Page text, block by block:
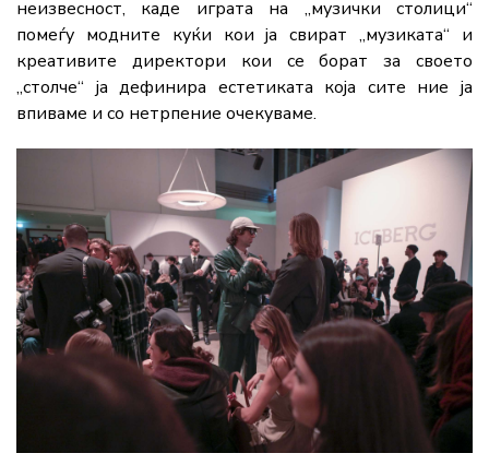
неизвесност, каде играта на „музички столици“
помеѓу модните куќи кои ја свират „музиката“ и
креативите директори кои се борат за своето
„столче“ ја дефинира естетиката која сите ние ја
впиваме и со нетрпение очекуваме.